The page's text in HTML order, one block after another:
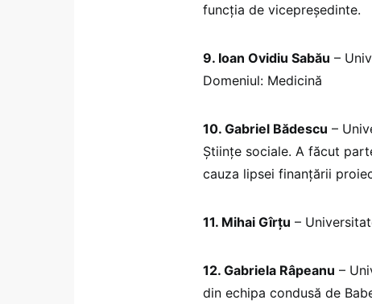
funcția de vicepreședinte.
9. Ioan Ovidiu Sabău –
Domeniul: Medicină
10. Gabriel Bădescu –
Științe sociale. A făcut
cauza lipsei finanțării
11. Mihai Gîrțu –
12. Gabriela Râpeanu –
din echipa condusă de